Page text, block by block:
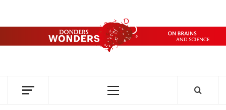
de
DONDERS
OVER HERSENEN EN WETENSCHAP // ON BRAINS AND
Primair